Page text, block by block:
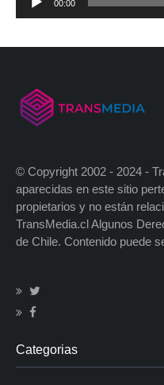
00:00
© Copyright 2002 - 2024 -
aparecidas en este sitio
propietarios y no están
TransMedia.cl Algunos
de Chile. Contenido puede
Categorias